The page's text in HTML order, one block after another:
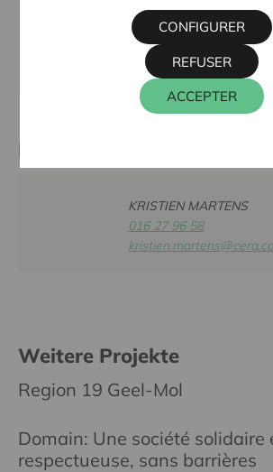
HARTVERWARMERTJES, SINT-
www.hartverwarmertjes.be
Kontaktperson
KRISTIEN MARTENS
016 27 96 58
Weitere Projekte
Region 19 Geel-Mol
Domain: Une société solidaire
respectueuse, sans barrières
ACCEPTER
REFUSER
CONFIGURER